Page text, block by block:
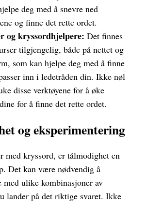
deg med å snevre ned
og finne det rette ordet.
og kryssordhjelpere: Det finnes
tilgjengelig, både på nettet og
som kan hjelpe deg med å finne
inn i ledetråden din. Ikke nøl
disse verktøyene for å øke
for å finne det rette ordet.
og eksperimentering
med kryssord, er tålmodighet en
Det kan være nødvendig å
med ulike kombinasjoner av
lander på det riktige svaret. Ikke